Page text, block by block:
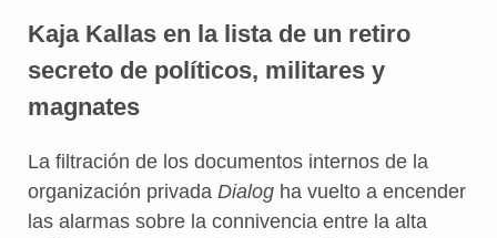
Kaja Kallas en la lista de un retiro
secreto de políticos, militares y
magnates
La filtración de los documentos internos de la
organización privada Dialog ha vuelto a encender
las alarmas sobre la connivencia entre la alta